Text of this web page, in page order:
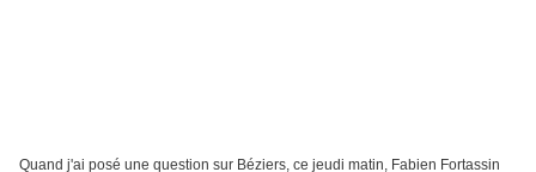
Quand j'ai posé une question sur Béziers, ce jeudi matin, Fabien Fortassin